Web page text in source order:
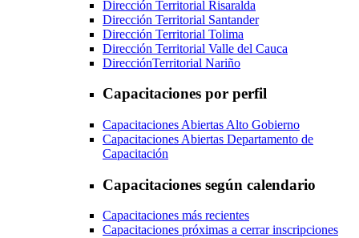
Dirección Territorial Risaralda
Dirección Territorial Santander
Dirección Territorial Tolima
Dirección Territorial Valle del Cauca
DirecciónTerritorial Nariño
Capacitaciones por perfil
Capacitaciones Abiertas Alto Gobierno
Capacitaciones Abiertas Departamento de
Capacitación
Capacitaciones según calendario
Capacitaciones más recientes
Capacitaciones próximas a cerrar inscripciones